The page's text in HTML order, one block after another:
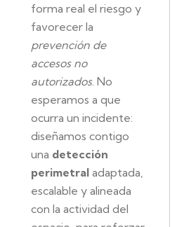
forma real el riesgo y
favorecer la
prevención de
accesos no
autorizados. No
esperamos a que
ocurra un incidente:
diseñamos contigo
una detección
perimetral adaptada,
escalable y alineada
con la actividad del